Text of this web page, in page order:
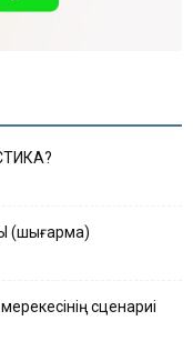
(шығарма)
сценариі